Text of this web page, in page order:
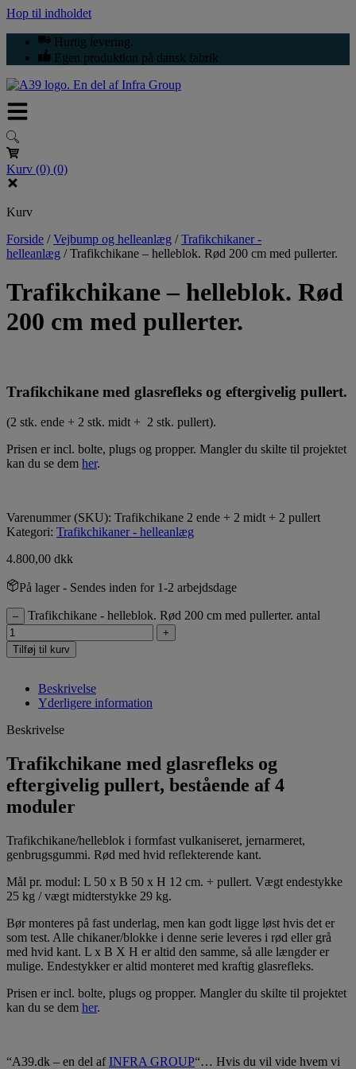
Hop til indholdet
Hurtig levering.
Egen produktion på dansk fabrik
Kurv (0) (0)
Kurv
Forside /Vejbump og helleanlæg /Trafikchikaner -
helleanlæg /Trafikchikane – helleblok. Rød 200 cm med pullerter.
Trafikchikane – helleblok. Rød
200 cm med pullerter.
Trafikchikane med glasrefleks og eftergivelig pullert.
(2 stk. ende + 2 stk. midt + 2 stk. pullert).
Prisen er incl. bolte, plugs og propper. Mangler du skilte til projektet
kan du se dem her.
Varenummer (SKU): Trafikchikane 2 ende + 2 midt + 2 pullert
Kategori: Trafikchikaner - helleanlæg
4.800,00 dkk
På lager - Sendes inden for 1-2 arbejdsdage
– Trafikchikane - helleblok. Rød 200 cm med pullerter. antal
+
Tilføj til kurv
Beskrivelse
Yderligere information
Beskrivelse
Trafikchikane med glasrefleks og
eftergivelig pullert, bestående af 4
moduler
Trafikchikane/helleblok i formfast vulkaniseret, jernarmeret,
genbrugsgummi. Rød med hvid reflekterende kant.
Mål pr. modul: L 50 x B 50 x H 12 cm. + pullert. Vægt endestykke
25 kg / vægt midterstykke 29 kg.
Bør monteres på fast underlag, men kan godt ligge løst hvis det er
som test. Alle chikaner/blokke i denne serie leveres i rød eller grå
med hvid kant. L x B X H er altid den samme, så alle længder er
mulige. Endestykker er altid monteret med kraftig glasrefleks.
Prisen er incl. bolte, plugs og propper. Mangler du skilte til projektet
kan du se dem her.
“A39.dk – en del afINFRA GROUP“… Hvis du vil vide hvem vi